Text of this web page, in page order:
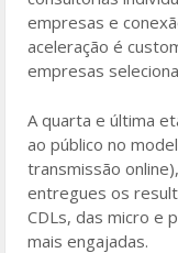
empresas e
aceleração é
empresas
A quarta e última
ao público no
transmissão
entregues os
CDLs, das micro e
mais engajadas.